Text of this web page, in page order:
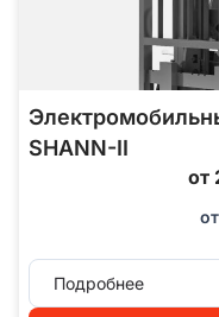
SHANN-II
от
от
Подробнее